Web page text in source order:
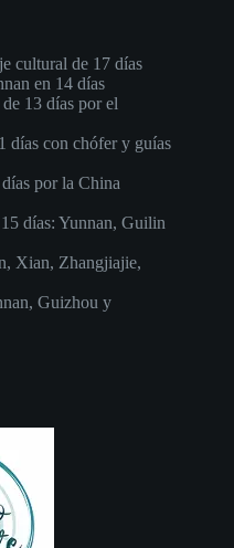
cultural de 17 días
en 14 días
13 días por el
días con chófer y guías
por la China
días: Yunnan, Guilin
Xian, Zhangjiajie,
Guizhou y